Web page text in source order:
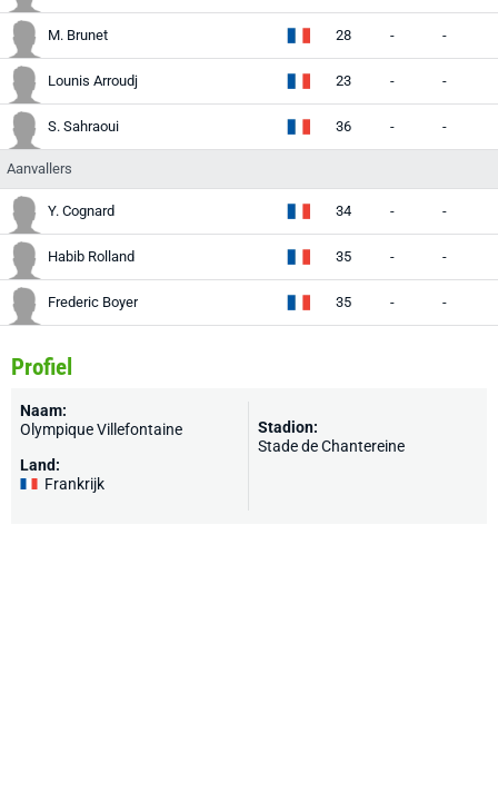
M. Brunet 28 - -
Lounis Arroudj 23 - -
S. Sahraoui 36 - -
Aanvallers
Y. Cognard 34 - -
Habib Rolland 35 - -
Frederic Boyer 35 - -
Profiel
Naam:
Olympique Villefontaine
Land:
Frankrijk
Stadion:
Stade de Chantereine